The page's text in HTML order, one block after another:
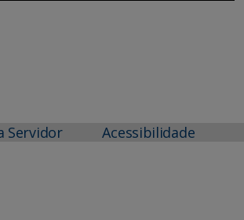
Servidor Acessibilidade